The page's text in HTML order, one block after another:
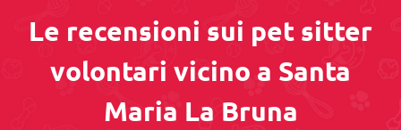
Le recensioni sui pet sitter
volontari vicino a Santa
Maria La Bruna